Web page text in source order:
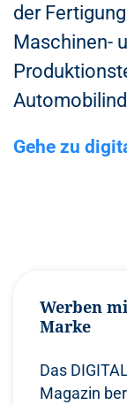
der
Maschinen-
Gehe zu
Werben
Marke
Das
Magazin